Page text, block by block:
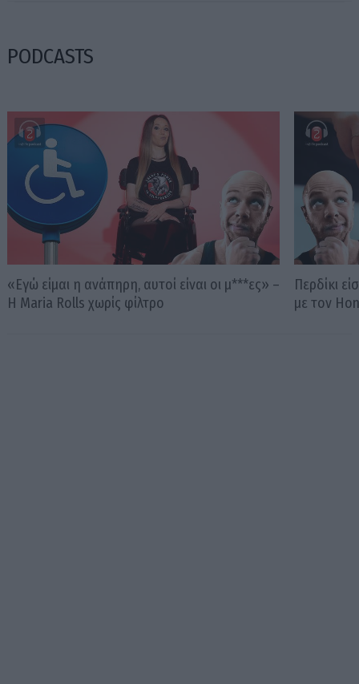
PODCASTS
«Εγώ είμαι η ανάπηρη, αυτοί είναι οι μ***ες» –
Η Maria Rolls χωρίς φίλτρο
Περδίκι
με τον